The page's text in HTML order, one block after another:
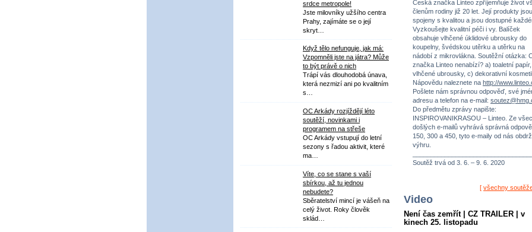
srdce metropole!
Jste milovníky užšího centra
Prahy, zajímáte se o její
skryt…
Když tělo nefunguje, jak má:
Vzpomněli jste na játra? Může
to být právě o nich
Trápí vás dlouhodobá únava,
která nezmizí ani po kvalitním
s…
OC Arkády rozjíždějí léto
soutěží, novinkami i
programem na střeše
OC Arkády vstupují do letní
sezony s řadou aktivit, které
ma…
Víte, co se stane s vaší
sbírkou, až tu jednou
nebudete?
Sběratelství mincí je vášeň na
celý život. Roky člověk
sklád…
Česká značka Linteo zpříjemňuje život
členům rodiny již 20 let. Její produkty jsou
spojeny s kvalitou a jsou dostupné
Vyzkoušejte kvalitní péči i vy. Balíček
obsahuje vlhčené úklidové ubrousky do
koupelny, švédskou utěrku a utěrku na
nádobí z mikrovlákna. Soutěžní otázka:
značka Linteo nenabízí? a) toaletní
vlhčené ubrousky, c) dekorativní
Nápovědu naleznete na http://
Pošlete nám správnou odpověď, své
adresu a telefon na e-mail:
Do předmětu zprávy napište:
INSPIROVANIKRASOU – Linteo. Ze
došlých e-mailů vyhrává správná
150, 300 a 450, tyto e-maily od nás
výhru.
Soutěž trvá od 3. 6. – 9. 6. 2020
[ všechny
Video
Není čas zemřít | CZ TRAILER | v
kinech 25. listopadu